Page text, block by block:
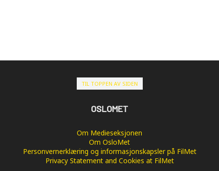
TIL TOPPEN AV SIDEN
OSLOMET
Om Medieseksjonen
Om OsloMet
Personvernerklæring og informasjonskapsler på FilMet
Privacy Statement and Cookies at FilMet